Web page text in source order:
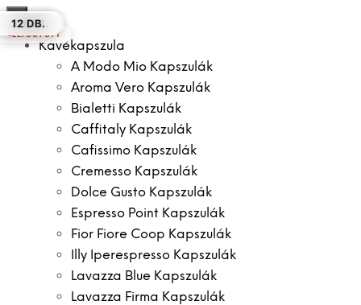
×
Kávékapszula
A Modo Mio Kapszulák
Aroma Vero Kapszulák
Bialetti Kapszulák
Caffitaly Kapszulák
Cafissimo Kapszulák
Cremesso Kapszulák
Dolce Gusto Kapszulák
Espresso Point Kapszulák
Fior Fiore Coop Kapszulák
Illy Iperespresso Kapszulák
Lavazza Blue Kapszulák
Lavazza Firma Kapszulák
12 DB.
12 DB.
12 DB.
ELFOGYOTT
16 DB.
ELFOGYOTT
10 DB.
30 DB.
12 DB.